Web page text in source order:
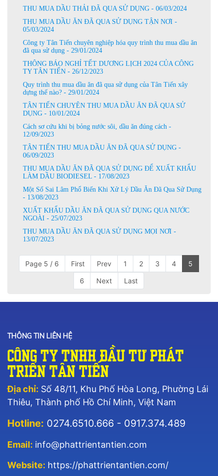
THU MUA DẦU THẢI ĐÃ QUA SỬ DỤNG - 06/03/2024
THU MUA DẦU ĂN ĐÃ QUA SỬ DỤNG TẬN NƠI -
05/03/2024
Công ty Tân Tiến chuyên nghiệp hóa quy trình thu mua dầu ăn
đã qua sử dụng - 29/01/2024
THÔNG BÁO NGHỈ TẾT DƯƠNG LỊCH 2024 CỦA CÔNG
TY TÂN TIẾN - 26/12/2023
Quy trình thu mua dầu ăn đã qua sử dụng của Tân Tiến xây
dựng thế nào? - 29/01/2024
TÂN TIẾN CHUYÊN THU MUA DẦU ĂN ĐÃ QUA SỬ
DỤNG - 10/01/2024
Cách sơ cứu khi bị bỏng nước sôi, dầu ăn đúng cách -
12/09/2023
TÂN TIẾN THU MUA DẦU ĂN ĐÃ QUA SỬ DỤNG -
06/09/2023
THU MUA DẦU ĂN ĐÃ QUA SỬ DỤNG ĐỂ XUẤT KHẨU
LÀM DẦU BIODIESEL - 17/08/2023
Một Số Sai Lâm Phổ Biến Khi Xử Lý Dầu Ăn Đã Qua Sử Dụng
- 13/08/2023
XUẤT KHẨU DẦU ĂN ĐÃ QUA SỬ DỤNG QUA NƯỚC
NGOÀI - 25/07/2023
THU MUA DẦU ĂN ĐÃ QUA SỬ DỤNG MỌI NƠI -
13/07/2023
Page 5 / 6 First Prev 1 2 3 4 5
6 Next Last
THÔNG TIN LIÊN HỆ
Công Ty TNHH Đầu Tư Phát
Triển Tân Tiến
Địa chỉ: Số 48/11, Khu Phố Hòa Long, Phường Lái
Thiêu, Thành phố Hồ Chí Minh, Việt Nam
Hotline: 0274.6510.666 - 0917.374.489
Email: info@phattrientantien.com
Website: https://phattrientantien.com/